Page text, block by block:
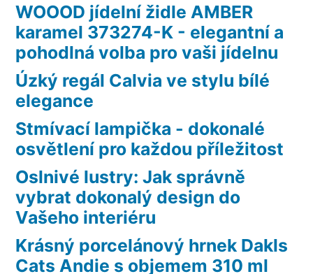
WOOOD jídelní židle AMBER
karamel 373274-K - elegantní a
pohodlná volba pro vaši jídelnu
Úzký regál Calvia ve stylu bílé
elegance
Stmívací lampička - dokonalé
osvětlení pro každou příležitost
Oslnivé lustry: Jak správně
vybrat dokonalý design do
Vašeho interiéru
Krásný porcelánový hrnek Dakls
Cats Andie s objemem 310 ml